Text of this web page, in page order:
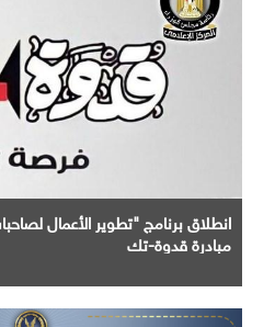
انطلاق برنامج "تطوير الأعمال
مبادرة قدوة-تك